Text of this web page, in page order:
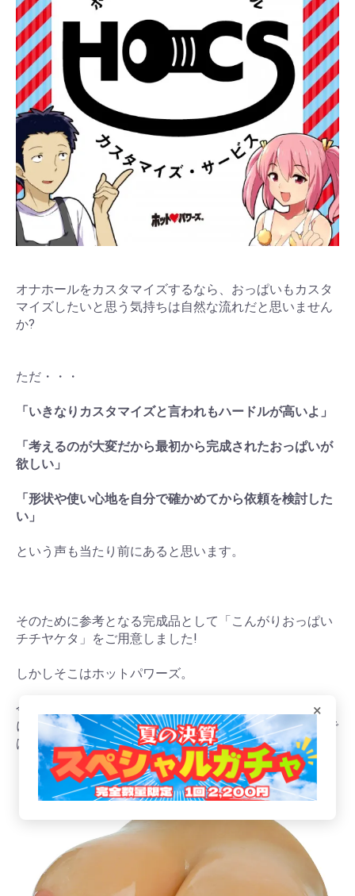
オナホールをカスタマイズするなら、おっぱいもカスタ
マイズしたいと思う気持ちは自然な流れだと思いません
か?
ただ・・・
「いきなりカスタマイズと言われもハードルが高いよ」
「考えるのが大変だから最初から完成されたおっぱいが
欲しい」
「形状や使い心地を自分で確かめてから依頼を検討した
い」
という声も当たり前にあると思います。
そのために参考となる完成品として「こんがりおっぱい
チチヤケタ」をご用意しました!
しかしそこはホットパワーズ。
今まで通りの見た目だと芸が無いと思う気持ちと、単純
にご要望が多かったという事から、現時点(2020年8月)で
は
世界初の日焼けしたおっぱいを実現しました!!
×